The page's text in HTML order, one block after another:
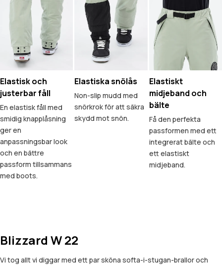
Elastisk och
justerbar fåll
En elastisk fåll med
smidig knapplåsning
ger en
anpassningsbar look
och en bättre
passform tillsammans
med boots.
Elastiska snölås
Non-slip mudd med
snörkrok för att säkra
skydd mot snön.
Elastiskt
midjeband och
bälte
Få den perfekta
passformen med ett
integrerat bälte och
ett elastiskt
midjeband.
Blizzard W 22
Vi tog allt vi diggar med ett par sköna softa-i-stugan-brallor och